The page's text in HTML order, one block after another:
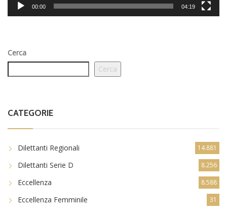
00:00 04:19
Cerca
Cerca
CATEGORIE
Dilettanti Regionali 14.881
Dilettanti Serie D 8.256
Eccellenza 8.588
Eccellenza Femminile 31